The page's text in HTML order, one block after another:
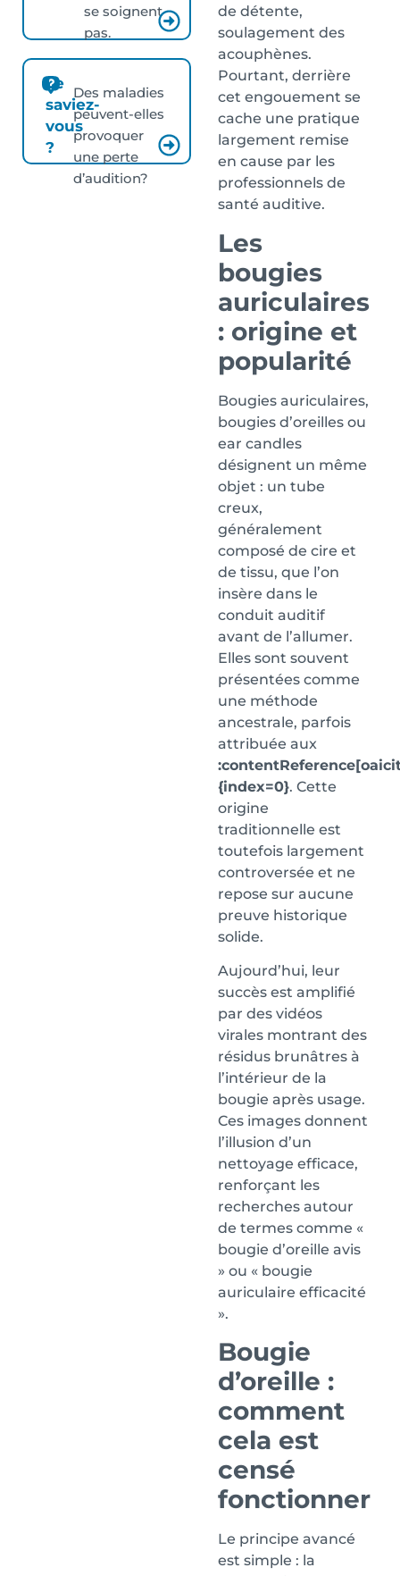
se soignent
pas.
Le
saviez-
vous
?
Des maladies
peuvent-elles
provoquer
une perte
d’audition?
de détente,
soulagement des
acouphènes.
Pourtant, derrière
cet engouement se
cache une pratique
largement remise
en cause par les
professionnels de
santé auditive.
Les
bougies
auriculaires
: origine et
popularité
Bougies auriculaires,
bougies d’oreilles ou
ear candles
désignent un même
objet : un tube
creux,
généralement
composé de cire et
de tissu, que l’on
insère dans le
conduit auditif
avant de l’allumer.
Elles sont souvent
présentées comme
une méthode
ancestrale, parfois
attribuée aux
{index=0}. Cette
origine
traditionnelle est
toutefois largement
controversée et ne
repose sur aucune
preuve historique
solide.
Aujourd’hui, leur
succès est amplifié
par des vidéos
virales montrant des
résidus brunâtres à
l’intérieur de la
bougie après usage.
Ces images donnent
l’illusion d’un
nettoyage efficace,
renforçant les
recherches autour
de termes comme «
bougie d’oreille avis
» ou « bougie
auriculaire efficacité
».
Bougie
d’oreille :
comment
cela est
censé
fonctionner
Le principe avancé
est simple : la